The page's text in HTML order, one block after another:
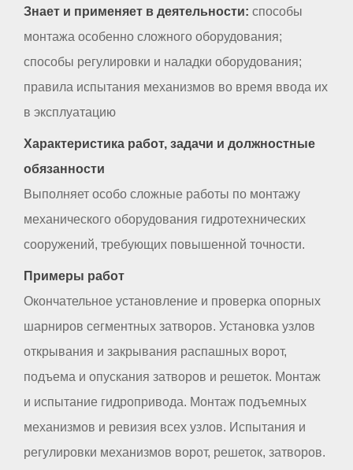
Знает и применяет в деятельности: способы
монтажа особенно сложного оборудования;
способы регулировки и наладки оборудования;
правила испытания механизмов во время ввода их
в эксплуатацию
Характеристика работ, задачи и должностные
обязанности
Выполняет особо сложные работы по монтажу
механического оборудования гидротехнических
сооружений, требующих повышенной точности.
Примеры работ
Окончательное установление и проверка опорных
шарниров сегментных затворов. Установка узлов
открывания и закрывания распашных ворот,
подъема и опускания затворов и решеток. Монтаж
и испытание гидропривода. Монтаж подъемных
механизмов и ревизия всех узлов. Испытания и
регулировки механизмов ворот, решеток, затворов.